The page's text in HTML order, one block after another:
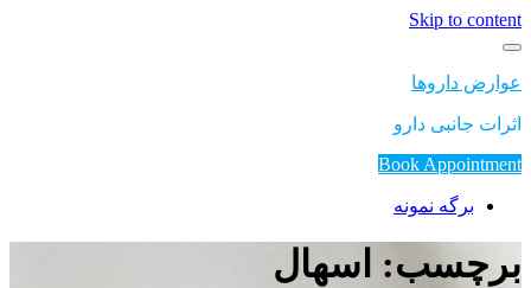
Skip to content
عوارض داروها
اثرات جانبی دارو
Book Appointment
برگه نمونه
برچسب: اسهال